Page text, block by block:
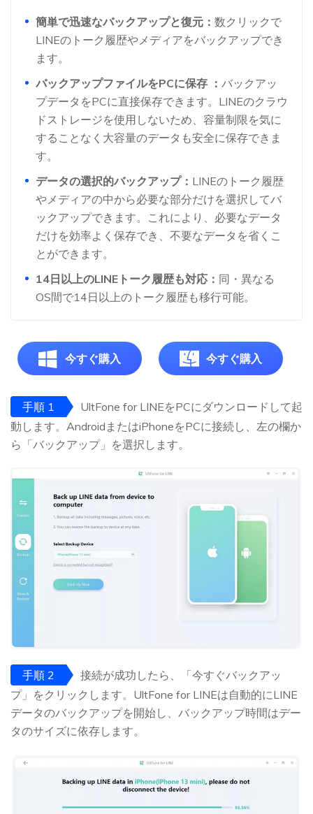
簡単で迅速なバックアップと復元： 数クリックで
LINEのトーク履歴やメディアをバックアップでき
ます。
バックアップファイルをPCに保存 ： バックアッ
プデータをPCに直接保存できます。LINEのクラウ
ドストレージを使用しないため、容量制限を気に
することなく大容量のデータも安全に保存できま
す。
データの選択的バックアップ： LINEのトーク履歴
やメディアの中から必要な部分だけを選択してバ
ックアップできます。これにより、必要なデータ
だけを効率よく保存でき、不要なデータを省くこ
とができます。
14日以上のLINEトーク履歴も対応： 同・異なる
OS間で14日以上のトーク履歴も移行可能。
今すぐ購入 今すぐ購入
手順 1
UltFone for LINEをPCにダウンロードして起
動します。AndroidまたはiPhoneをPCに接続し、左の欄か
ら「バックアップ」を選択します。
手順 2
接続が成功したら、「今すぐバックアッ
プ」をクリックします。UltFone for LINEは自動的にLINE
データのバックアップを開始し、バックアップ時間はデー
タのサイズに依存します。